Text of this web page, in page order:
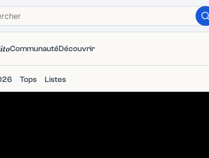
CommunautéDécouvrir
Tops Listes